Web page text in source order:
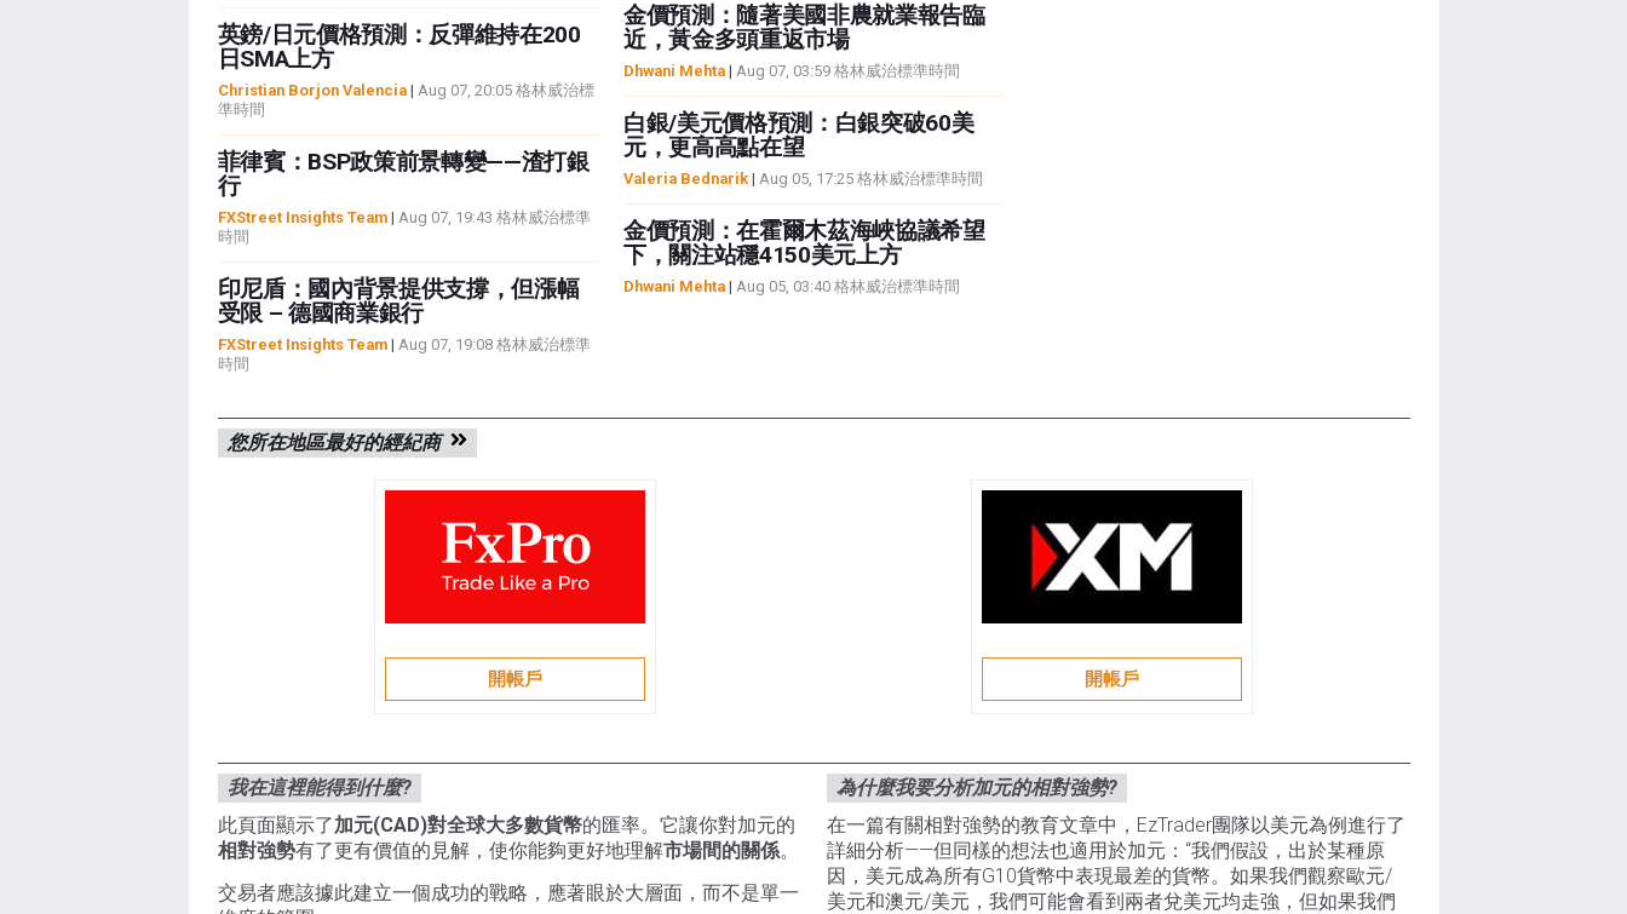
英鎊/日元價格預測：反彈維持在200
日SMA上方
Christian Borjon Valencia| Aug 07, 20:05 格林威治標
準時間
菲律賓：BSP政策前景轉變——渣打銀
行
FXStreet Insights Team| Aug 07, 19:43 格林威治標準
時間
印尼盾：國內背景提供支撐，但漲幅
受限 – 德國商業銀行
FXStreet Insights Team| Aug 07, 19:08 格林威治標準
時間
金價預測：隨著美國非農就業報告臨
近，黃金多頭重返市場
Dhwani Mehta| Aug 07, 03:59 格林威治標準時間
白銀/美元價格預測：白銀突破60美
元，更高高點在望
Valeria Bednarik| Aug 05, 17:25 格林威治標準時間
金價預測：在霍爾木茲海峽協議希望
下，關注站穩4150美元上方
Dhwani Mehta| Aug 05, 03:40 格林威治標準時間
您所在地區最好的經紀商
開帳戶 開帳戶
我在這裡能得到什麼?
此頁面顯示了加元(CAD)對全球大多數貨幣的匯率。它讓你對加元的
相對強勢有了更有價值的見解，使你能夠更好地理解市場間的關係。
交易者應該據此建立一個成功的戰略，應著眼於大層面，而不是單一
為什麼我要分析加元的相對強勢?
在一篇有關相對強勢的教育文章中，EzTrader團隊以美元為例進行了
詳細分析——但同樣的想法也適用於加元：“我們假設，出於某種原
因，美元成為所有G10貨幣中表現最差的貨幣。如果我們觀察歐元/
美元和澳元/美元，我們可能會看到兩者兌美元均走強，但如果我們